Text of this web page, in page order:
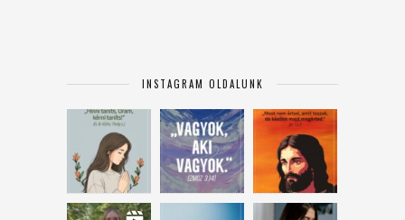
INSTAGRAM OLDALUNK